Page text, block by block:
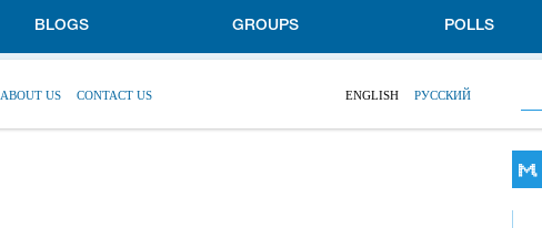
BLOGS GROUPS POLLS
ABOUT US CONTACT US ENGLISH РУССКИЙ